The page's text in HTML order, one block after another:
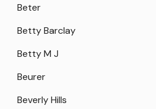
Beter
Betty Barclay
Betty M J
Beurer
Beverly Hills